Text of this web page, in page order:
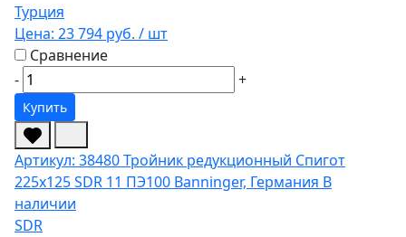
Турция
Цена: 23 794 руб. / шт
Сравнение
-
+
Купить
Артикул: 38480Тройник редукционный Спигот
225х125 SDR 11 ПЭ100 Banninger, Германия В
наличии
SDR